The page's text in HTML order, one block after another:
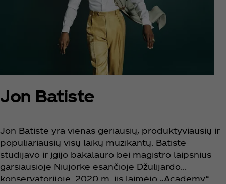
Jon Batiste
Jon Batiste yra vienas geriausių, produktyviausių ir
populiariausių visų laikų muzikantų. Batiste
studijavo ir įgijo bakalauro bei magistro laipsnius
garsiausioje Niujorke esančioje Džulijardo
konservatorijoje. 2020 m. jis laimėjo „Academy“